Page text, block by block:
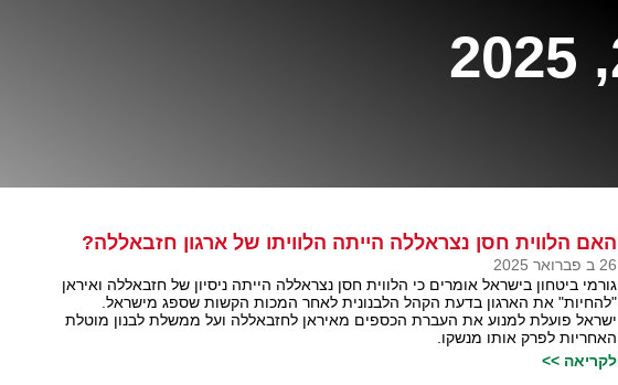
האם הלווית חסן נצראללה הייתה הלוויתו של ארגון חזבאללה?
26 ב פברואר 2025
גורמי ביטחון בישראל אומרים כי הלווית חסן נצראללה הייתה ניסיון של חזבאללה ואיראן
"להחיות" את הארגון בדעת הקהל הלבנונית לאחר המכות הקשות שספג מישראל.
ישראל פועלת למנוע את העברת הכספים מאיראן לחזבאללה ועל ממשלת לבנון מוטלת
האחריות לפרק אותו מנשקו.
לקריאה >>